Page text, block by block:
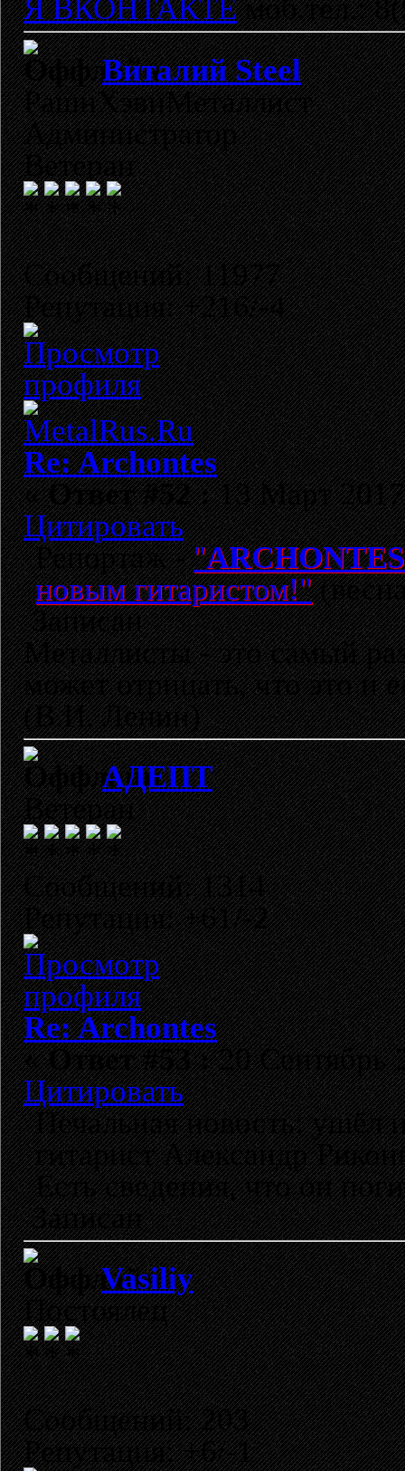
Я ВКОНТАКТЕмоб.тел.:
Виталий Steel
РашнХэвиМеталлист
Администратор
Ветеран
Сообщений: 11977
Репутация: +216/-4
Re: Archontes
«Ответ #52 :13 Март
Цитировать
Репортаж -"ARCHONTES
новым гитаристом!"
Записан
Металлисты - это самый
может отрицать, что это и
(В.И. Ленин)
АДЕПТ
Ветеран
Сообщений: 1314
Репутация: +61/-2
Re: Archontes
«Ответ #53 :20 Сентябрь
Цитировать
Печальная новость: ушёл
гитарист Александр
Есть сведения, что он
Записан
Vasiliy
Постоялец
Сообщений: 203
Репутация: +6/-1